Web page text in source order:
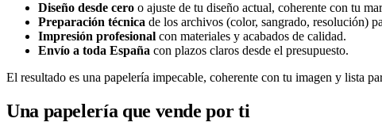
Diseño desde cero o ajuste de tu diseño actual, coherente con tu
Preparación técnica de los archivos (color, sangrado, resolución)
Impresión profesional con materiales y acabados de calidad.
Envío a toda España con plazos claros desde el presupuesto.
El resultado es una papelería impecable, coherente con tu imagen y lista
Una papelería que vende por ti